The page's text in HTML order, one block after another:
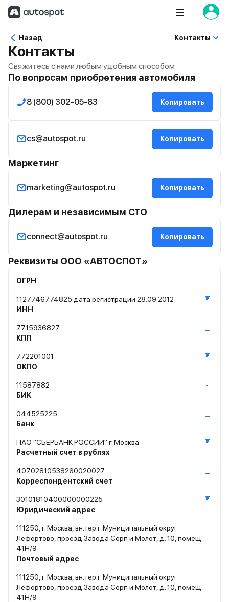
Назад Контакты
Контакты
Свяжитесь с нами любым удобным способом
По вопросам приобретения автомобиля
8 (800) 302-05-83 Копировать
cs@autospot.ru Копировать
Маркетинг
marketing@autospot.ru Копировать
Дилерам и независимым СТО
connect@autospot.ru Копировать
Реквизиты ООО «АВТОСПОТ»
ОГРН
1127746774825 дата регистрации 28.09.2012
ИНН
7715936827
КПП
772201001
ОКПО
11587882
БИК
044525225
Банк
ПАО "СБЕРБАНК РОССИИ" г. Москва
Расчетный счет в рублях
40702810538260020027
Корреспондентский счет
30101810400000000225
Юридический адрес
111250, г. Москва, вн.тер.г. Муниципальный округ
Лефортово, проезд Завода Серп и Молот, д. 10, помещ.
41Н/9
Почтовый адрес
111250, г. Москва, вн.тер.г. Муниципальный округ
Лефортово, проезд Завода Серп и Молот, д. 10, помещ.
41Н/9